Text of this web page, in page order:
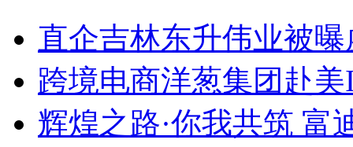
直企吉林东升伟业被
跨境电商洋葱集团赴
辉煌之路·你我共筑 富